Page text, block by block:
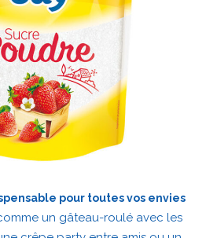
pour toutes vos envies
un gâteau-roulé avec les